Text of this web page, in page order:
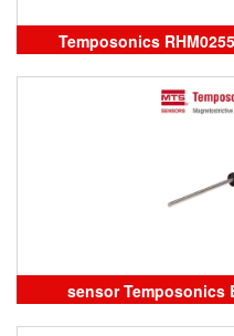
Temposonics
sensor Temposonics